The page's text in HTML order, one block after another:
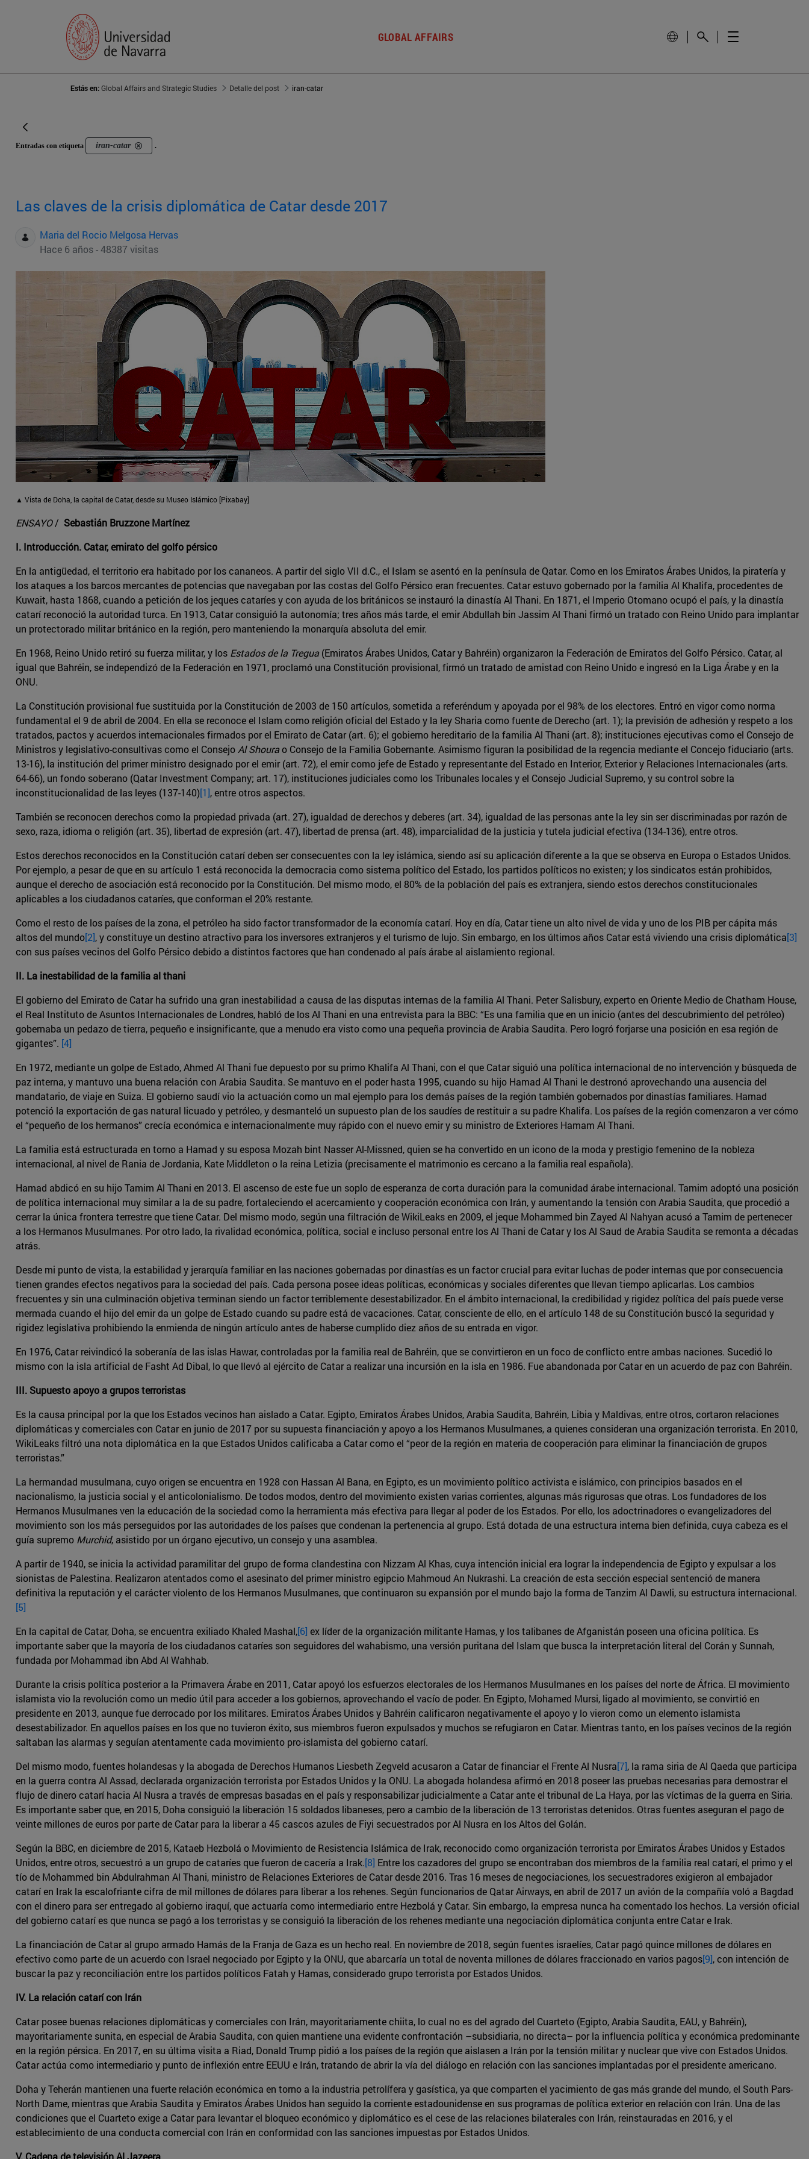
GLOBAL AFFAIRS
Estás en:Global Affairs and Strategic Studies Detalle del post iran-catar
Entradas con etiqueta iran-catar .
Las claves de la crisis diplomática de Catar desde 2017
Maria del Rocio Melgosa Hervas
Hace 6 años - 48387 visitas
▲ Vista de Doha, la capital de Catar, desde su Museo Islámico [Pixabay]
ENSAYO/ Sebastián Bruzzone Martínez
I. Introducción. Catar, emirato del golfo pérsico
En la antigüedad, el territorio era habitado por los cananeos. A partir del siglo VII d.C., el Islam se asentó en la península de Qatar. Como en los Emiratos Árabes Unidos, la piratería y
los ataques a los barcos mercantes de potencias que navegaban por las costas del Golfo Pérsico eran frecuentes. Catar estuvo gobernado por la familia Al Khalifa, procedentes de
Kuwait, hasta 1868, cuando a petición de los jeques cataríes y con ayuda de los británicos se instauró la dinastía Al Thani. En 1871, el Imperio Otomano ocupó el país, y la dinastía
catarí reconoció la autoridad turca. En 1913, Catar consiguió la autonomía; tres años más tarde, el emir Abdullah bin Jassim Al Thani firmó un tratado con Reino Unido para implantar
un protectorado militar británico en la región, pero manteniendo la monarquía absoluta del emir.
En 1968, Reino Unido retiró su fuerza militar, y los Estados de la Tregua(Emiratos Árabes Unidos, Catar y Bahréin) organizaron la Federación de Emiratos del Golfo Pérsico. Catar, al
igual que Bahréin, se independizó de la Federación en 1971, proclamó una Constitución provisional, firmó un tratado de amistad con Reino Unido e ingresó en la Liga Árabe y en la
ONU.
La Constitución provisional fue sustituida por la Constitución de 2003 de 150 artículos, sometida a referéndum y apoyada por el 98% de los electores. Entró en vigor como norma
fundamental el 9 de abril de 2004. En ella se reconoce el Islam como religión oficial del Estado y la ley Sharia como fuente de Derecho (art. 1); la previsión de adhesión y respeto a los
tratados, pactos y acuerdos internacionales firmados por el Emirato de Catar (art. 6); el gobierno hereditario de la familia Al Thani (art. 8); instituciones ejecutivas como el Consejo de
Ministros y legislativo-consultivas como el ConsejoAl Shourao Consejo de la Familia Gobernante. Asimismo figuran la posibilidad de la regencia mediante el Concejo fiduciario (arts.
13-16), la institución del primer ministro designado por el emir (art. 72), el emir como jefe de Estado y representante del Estado en Interior, Exterior y Relaciones Internacionales (arts.
64-66), un fondo soberano (Qatar Investment Company; art. 17), instituciones judiciales como los Tribunales locales y el Consejo Judicial Supremo, y su control sobre la
inconstitucionalidad de las leyes (137-140)[1], entre otros aspectos.
También se reconocen derechos como la propiedad privada (art. 27), igualdad de derechos y deberes (art. 34), igualdad de las personas ante la ley sin ser discriminadas por razón de
sexo, raza, idioma o religión (art. 35), libertad de expresión (art. 47), libertad de prensa (art. 48), imparcialidad de la justicia y tutela judicial efectiva (134-136), entre otros.
Estos derechos reconocidos en la Constitución catarí deben ser consecuentes con la ley islámica, siendo así su aplicación diferente a la que se observa en Europa o Estados Unidos.
Por ejemplo, a pesar de que en su artículo 1 está reconocida la democracia como sistema político del Estado, los partidos políticos no existen; y los sindicatos están prohibidos,
aunque el derecho de asociación está reconocido por la Constitución. Del mismo modo, el 80% de la población del país es extranjera, siendo estos derechos constitucionales
aplicables a los ciudadanos cataríes, que conforman el 20% restante.
Como el resto de los países de la zona, el petróleo ha sido factor transformador de la economía catarí. Hoy en día, Catar tiene un alto nivel de vida y uno de los PIB per cápita más
altos del mundo[2], y constituye un destino atractivo para los inversores extranjeros y el turismo de lujo. Sin embargo, en los últimos años Catar está viviendo una crisis diplomática[3]
con sus países vecinos del Golfo Pérsico debido a distintos factores que han condenado al país árabe al aislamiento regional.
II. La inestabilidad de la familia al thani
El gobierno del Emirato de Catar ha sufrido una gran inestabilidad a causa de las disputas internas de la familia Al Thani. Peter Salisbury, experto en Oriente Medio de Chatham House,
el Real Instituto de Asuntos Internacionales de Londres, habló de los Al Thani en una entrevista para la BBC: “Es una familia que en un inicio (antes del descubrimiento del petróleo)
gobernaba un pedazo de tierra, pequeño e insignificante, que a menudo era visto como una pequeña provincia de Arabia Saudita. Pero logró forjarse una posición en esa región de
gigantes”. [4]
En 1972, mediante un golpe de Estado, Ahmed Al Thani fue depuesto por su primo Khalifa Al Thani, con el que Catar siguió una política internacional de no intervención y búsqueda de
paz interna, y mantuvo una buena relación con Arabia Saudita. Se mantuvo en el poder hasta 1995, cuando su hijo Hamad Al Thani le destronó aprovechando una ausencia del
mandatario, de viaje en Suiza. El gobierno saudí vio la actuación como un mal ejemplo para los demás países de la región también gobernados por dinastías familiares. Hamad
potenció la exportación de gas natural licuado y petróleo, y desmanteló un supuesto plan de los saudíes de restituir a su padre Khalifa. Los países de la región comenzaron a ver cómo
el “pequeño de los hermanos” crecía económica e internacionalmente muy rápido con el nuevo emir y su ministro de Exteriores Hamam Al Thani.
La familia está estructurada en torno a Hamad y su esposa Mozah bint Nasser Al-Missned, quien se ha convertido en un icono de la moda y prestigio femenino de la nobleza
internacional, al nivel de Rania de Jordania, Kate Middleton o la reina Letizia (precisamente el matrimonio es cercano a la familia real española).
Hamad abdicó en su hijo Tamim Al Thani en 2013. El ascenso de este fue un soplo de esperanza de corta duración para la comunidad árabe internacional. Tamim adoptó una posición
de política internacional muy similar a la de su padre, fortaleciendo el acercamiento y cooperación económica con Irán, y aumentando la tensión con Arabia Saudita, que procedió a
cerrar la única frontera terrestre que tiene Catar. Del mismo modo, según una filtración de WikiLeaks en 2009, el jeque Mohammed bin Zayed Al Nahyan acusó a Tamim de pertenecer
a los Hermanos Musulmanes. Por otro lado, la rivalidad económica, política, social e incluso personal entre los Al Thani de Catar y los Al Saud de Arabia Saudita se remonta a décadas
atrás.
Desde mi punto de vista, la estabilidad y jerarquía familiar en las naciones gobernadas por dinastías es un factor crucial para evitar luchas de poder internas que por consecuencia
tienen grandes efectos negativos para la sociedad del país. Cada persona posee ideas políticas, económicas y sociales diferentes que llevan tiempo aplicarlas. Los cambios
frecuentes y sin una culminación objetiva terminan siendo un factor terriblemente desestabilizador. En el ámbito internacional, la credibilidad y rigidez política del país puede verse
mermada cuando el hijo del emir da un golpe de Estado cuando su padre está de vacaciones. Catar, consciente de ello, en el artículo 148 de su Constitución buscó la seguridad y
rigidez legislativa prohibiendo la enmienda de ningún artículo antes de haberse cumplido diez años de su entrada en vigor.
En 1976, Catar reivindicó la soberanía de las islas Hawar, controladas por la familia real de Bahréin, que se convirtieron en un foco de conflicto entre ambas naciones. Sucedió lo
mismo con la isla artificial de Fasht Ad Dibal, lo que llevó al ejército de Catar a realizar una incursión en la isla en 1986. Fue abandonada por Catar en un acuerdo de paz con Bahréin.
III. Supuesto apoyo a grupos terroristas
Es la causa principal por la que los Estados vecinos han aislado a Catar. Egipto, Emiratos Árabes Unidos, Arabia Saudita, Bahréin, Libia y Maldivas, entre otros, cortaron relaciones
diplomáticas y comerciales con Catar en junio de 2017 por su supuesta financiación y apoyo a los Hermanos Musulmanes, a quienes consideran una organización terrorista. En 2010,
WikiLeaks filtró una nota diplomática en la que Estados Unidos calificaba a Catar como el “peor de la región en materia de cooperación para eliminar la financiación de grupos
terroristas.”
La hermandad musulmana, cuyo origen se encuentra en 1928 con Hassan Al Bana, en Egipto, es un movimiento político activista e islámico, con principios basados en el
nacionalismo, la justicia social y el anticolonialismo. De todos modos, dentro del movimiento existen varias corrientes, algunas más rigurosas que otras. Los fundadores de los
Hermanos Musulmanes ven la educación de la sociedad como la herramienta más efectiva para llegar al poder de los Estados. Por ello, los adoctrinadores o evangelizadores del
movimiento son los más perseguidos por las autoridades de los países que condenan la pertenencia al grupo. Está dotada de una estructura interna bien definida, cuya cabeza es el
guía supremo Murchid, asistido por un órgano ejecutivo, un consejo y una asamblea.
A partir de 1940, se inicia la actividad paramilitar del grupo de forma clandestina con Nizzam Al Khas, cuya intención inicial era lograr la independencia de Egipto y expulsar a los
sionistas de Palestina. Realizaron atentados como el asesinato del primer ministro egipcio Mahmoud An Nukrashi. La creación de esta sección especial sentenció de manera
definitiva la reputación y el carácter violento de los Hermanos Musulmanes, que continuaron su expansión por el mundo bajo la forma de Tanzim Al Dawli, su estructura internacional.
[5]
En la capital de Catar, Doha, se encuentra exiliado Khaled Mashal,[6] ex líder de la organización militante Hamas, y los talibanes de Afganistán poseen una oficina política. Es
importante saber que la mayoría de los ciudadanos cataríes son seguidores del wahabismo, una versión puritana del Islam que busca la interpretación literal del Corán y Sunnah,
fundada por Mohammad ibn Abd Al Wahhab.
Durante la crisis política posterior a la Primavera Árabe en 2011, Catar apoyó los esfuerzos electorales de los Hermanos Musulmanes en los países del norte de África. El movimiento
islamista vio la revolución como un medio útil para acceder a los gobiernos, aprovechando el vacío de poder. En Egipto, Mohamed Mursi, ligado al movimiento, se convirtió en
presidente en 2013, aunque fue derrocado por los militares. Emiratos Árabes Unidos y Bahréin calificaron negativamente el apoyo y lo vieron como un elemento islamista
desestabilizador. En aquellos países en los que no tuvieron éxito, sus miembros fueron expulsados y muchos se refugiaron en Catar. Mientras tanto, en los países vecinos de la región
saltaban las alarmas y seguían atentamente cada movimiento pro-islamista del gobierno catarí.
Del mismo modo, fuentes holandesas y la abogada de Derechos Humanos Liesbeth Zegveld acusaron a Catar de financiar el Frente Al Nusra[7], la rama siria de Al Qaeda que participa
en la guerra contra Al Assad, declarada organización terrorista por Estados Unidos y la ONU. La abogada holandesa afirmó en 2018 poseer las pruebas necesarias para demostrar el
flujo de dinero catarí hacia Al Nusra a través de empresas basadas en el país y responsabilizar judicialmente a Catar ante el tribunal de La Haya, por las víctimas de la guerra en Siria.
Es importante saber que, en 2015, Doha consiguió la liberación 15 soldados libaneses, pero a cambio de la liberación de 13 terroristas detenidos. Otras fuentes aseguran el pago de
veinte millones de euros por parte de Catar para la liberar a 45 cascos azules de Fiyi secuestrados por Al Nusra en los Altos del Golán.
Según la BBC, en diciembre de 2015, Kataeb Hezbolá o Movimiento de Resistencia Islámica de Irak, reconocido como organización terrorista por Emiratos Árabes Unidos y Estados
Unidos, entre otros, secuestró a un grupo de cataríes que fueron de cacería a Irak.[8] Entre los cazadores del grupo se encontraban dos miembros de la familia real catarí, el primo y el
tío de Mohammed bin Abdulrahman Al Thani, ministro de Relaciones Exteriores de Catar desde 2016. Tras 16 meses de negociaciones, los secuestradores exigieron al embajador
catarí en Irak la escalofriante cifra de mil millones de dólares para liberar a los rehenes. Según funcionarios de Qatar Airways, en abril de 2017 un avión de la compañía voló a Bagdad
con el dinero para ser entregado al gobierno iraquí, que actuaría como intermediario entre Hezbolá y Catar. Sin embargo, la empresa nunca ha comentado los hechos. La versión oficial
del gobierno catarí es que nunca se pagó a los terroristas y se consiguió la liberación de los rehenes mediante una negociación diplomática conjunta entre Catar e Irak.
La financiación de Catar al grupo armado Hamás de la Franja de Gaza es un hecho real. En noviembre de 2018, según fuentes israelíes, Catar pagó quince millones de dólares en
efectivo como parte de un acuerdo con Israel negociado por Egipto y la ONU, que abarcaría un total de noventa millones de dólares fraccionado en varios pagos[9], con intención de
buscar la paz y reconciliación entre los partidos políticos Fatah y Hamas, considerado grupo terrorista por Estados Unidos.
IV. La relación catarí con Irán
Catar posee buenas relaciones diplomáticas y comerciales con Irán, mayoritariamente chiita, lo cual no es del agrado del Cuarteto (Egipto, Arabia Saudita, EAU, y Bahréin),
mayoritariamente sunita, en especial de Arabia Saudita, con quien mantiene una evidente confrontación –subsidiaria, no directa– por la influencia política y económica predominante
en la región pérsica. En 2017, en su última visita a Riad, Donald Trump pidió a los países de la región que aislasen a Irán por la tensión militar y nuclear que vive con Estados Unidos.
Catar actúa como intermediario y punto de inflexión entre EEUU e Irán, tratando de abrir la vía del diálogo en relación con las sanciones implantadas por el presidente americano.
Doha y Teherán mantienen una fuerte relación económica en torno a la industria petrolífera y gasística, ya que comparten el yacimiento de gas más grande del mundo, el South Pars-
North Dame, mientras que Arabia Saudita y Emiratos Árabes Unidos han seguido la corriente estadounidense en sus programas de política exterior en relación con Irán. Una de las
condiciones que el Cuarteto exige a Catar para levantar el bloqueo económico y diplomático es el cese de las relaciones bilaterales con Irán, reinstauradas en 2016, y el
establecimiento de una conducta comercial con Irán en conformidad con las sanciones impuestas por Estados Unidos.
V. Cadena de televisión Al Jazeera